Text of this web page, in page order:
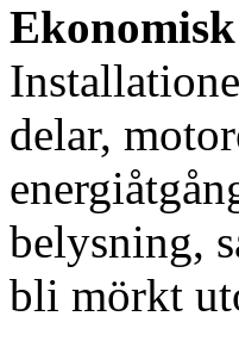
Ekonomisk
delar,
belysning,
bli mörkt